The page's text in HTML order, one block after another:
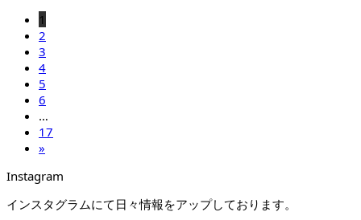
1
2
3
4
5
6
…
17
»
Instagram
インスタグラムにて日々情報をアップしております。